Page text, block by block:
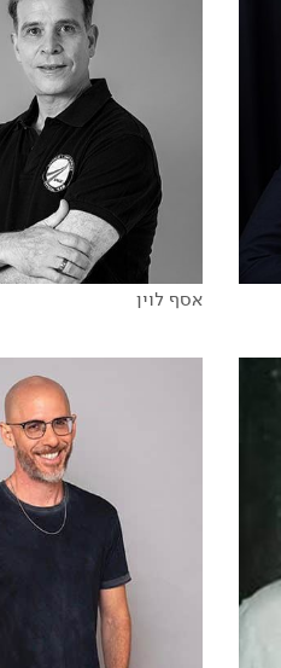
כנגד כל הסיכויים:
אסף לוין
"ארץ נהדרת"